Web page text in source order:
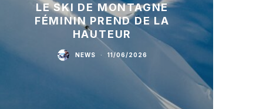
LE SKI DE MONTAGNE
FÉMININ PREND DE LA
HAUTEUR
NEWS · 11/06/2026